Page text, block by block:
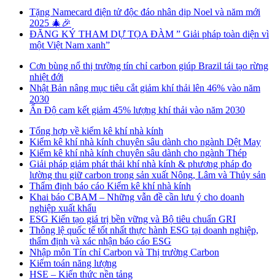
Tặng Namecard điện tử độc đáo nhân dịp Noel và năm mới
2025 🎄🎉
ĐĂNG KÝ THAM DỰ TỌA ĐÀM ” Giải pháp toàn diện vì
một Việt Nam xanh”
Cơn bùng nổ thị trường tín chỉ carbon giúp Brazil tái tạo rừng
nhiệt đới
Nhật Bản nâng mục tiêu cắt giảm khí thải lên 46% vào năm
2030
Ấn Độ cam kết giảm 45% lượng khí thải vào năm 2030
Tổng hợp về kiểm kê khí nhà kính
Kiểm kê khí nhà kính chuyên sâu dành cho ngành Dệt May
Kiểm kê khí nhà kính chuyên sâu dành cho ngành Thép
Giải pháp giảm phát thải khí nhà kính & phương pháp đo
lường thu giữ carbon trong sản xuất Nông, Lâm và Thủy sản
Thẩm định báo cáo Kiểm kê khí nhà kính
Khai báo CBAM – Những vẫn đề cần lưu ý cho doanh
nghiệp xuất khẩu
ESG Kiến tạo giá trị bền vững và Bộ tiêu chuẩn GRI
Thông lệ quốc tế tốt nhất thực hành ESG tại doanh nghiệp,
thẩm định và xác nhận báo cáo ESG
Nhập môn Tín chỉ Carbon và Thị trường Carbon
Kiểm toán năng lượng
HSE – Kiến thức nền tảng